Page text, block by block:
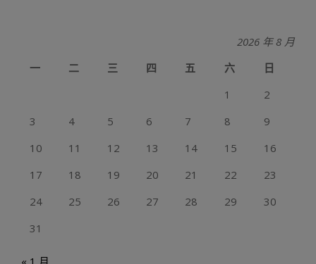
2026 年 8 月
一
二 三 四 五 六
日
1
2
3
4 5 6 7 8
9
10
11 12 13 14 15
16
17
18 19 20 21 22
23
24
25 26 27 28 29
30
31
« 1 月